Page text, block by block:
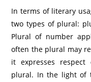
In terms of literary
two types of plural:
Plural of number
often the plural may
it expresses
plural. In the light of